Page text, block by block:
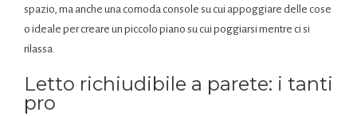
spazio, ma anche una comoda console su cui appoggiare delle cose
o ideale per creare un piccolo piano su cui poggiarsi mentre ci si
rilassa.
Letto richiudibile a parete: i tanti
pro